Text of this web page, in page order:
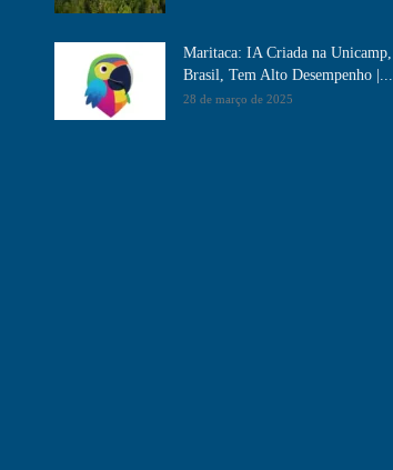
Maritaca: IA Criada na Unicamp,
Brasil, Tem Alto Desempenho​ |...
28 de março de 2025